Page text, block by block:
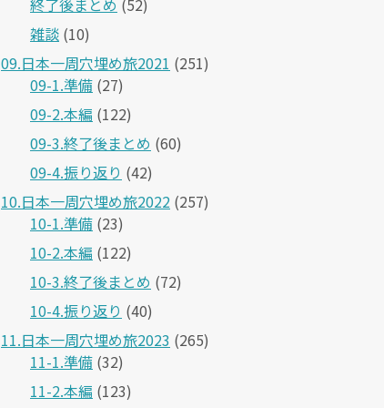
終了後まとめ (52)
雑談 (10)
09.日本一周穴埋め旅2021 (251)
09-1.準備 (27)
09-2.本編 (122)
09-3.終了後まとめ (60)
09-4.振り返り (42)
10.日本一周穴埋め旅2022 (257)
10-1.準備 (23)
10-2.本編 (122)
10-3.終了後まとめ (72)
10-4.振り返り (40)
11.日本一周穴埋め旅2023 (265)
11-1.準備 (32)
11-2.本編 (123)